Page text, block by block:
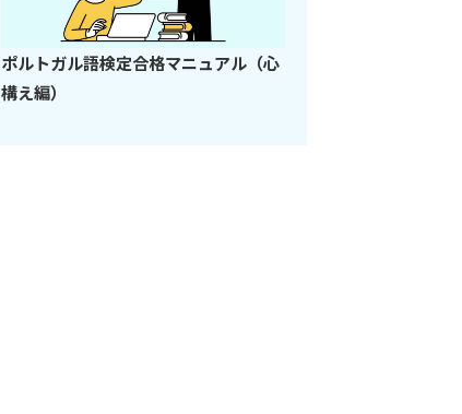
ポルトガル語検定合格マニュアル（心
構え編）